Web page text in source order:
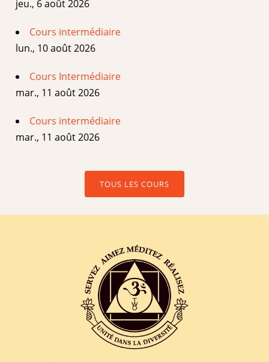
jeu., 6 août 2026
Cours intermédiaire
lun., 10 août 2026
Cours Intermédiaire
mar., 11 août 2026
Cours intermédiaire
mar., 11 août 2026
TOUS LES COURS